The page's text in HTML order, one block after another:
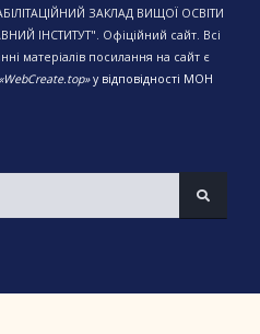
ЗАКЛАД ВИЩОЇ ОСВІТИ
ІНСТИТУТ". Офіційний сайт. Всі
матеріалів посилання на сайт є
«WebCreate.top»у відповідності МОН